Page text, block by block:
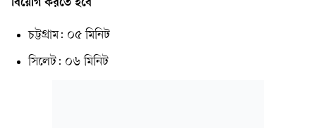
বিয়োগ করতে হবে
চট্টগ্রাম: ০৫ মিনিট
সিলেট: ০৬ মিনিট